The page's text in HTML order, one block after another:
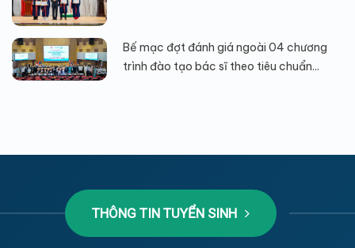
Bế mạc đợt đánh giá ngoài 04 chương
trình đào tạo bác sĩ theo tiêu chuẩn...
THÔNG TIN TUYỂN SINH